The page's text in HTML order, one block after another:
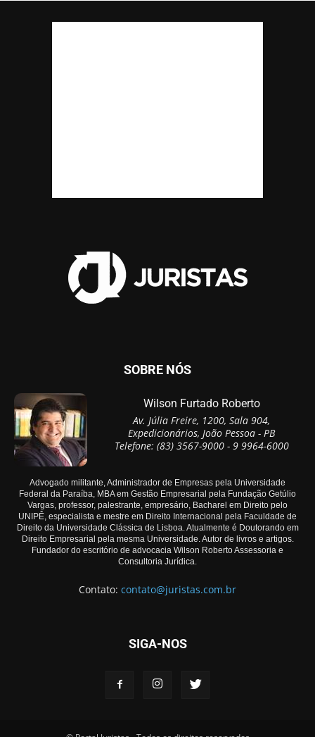
SOBRE NÓS
Wilson Furtado Roberto
Av. Júlia Freire, 1200, Sala 904,
Expedicionários, João Pessoa - PB
Telefone: (83) 3567-9000 - 9 9964-6000
Advogado militante, Administrador de Empresas pela Universidade
Federal da Paraíba, MBA em Gestão Empresarial pela Fundação Getúlio
Vargas, professor, palestrante, empresário, Bacharel em Direito pelo
UNIPÊ, especialista e mestre em Direito Internacional pela Faculdade de
Direito da Universidade Clássica de Lisboa. Atualmente é Doutorando em
Direito Empresarial pela mesma Universidade. Autor de livros e artigos.
Fundador do escritório de advocacia Wilson Roberto Assessoria e
Consultoria Jurídica.
Contato: contato@juristas.com.br
SIGA-NOS